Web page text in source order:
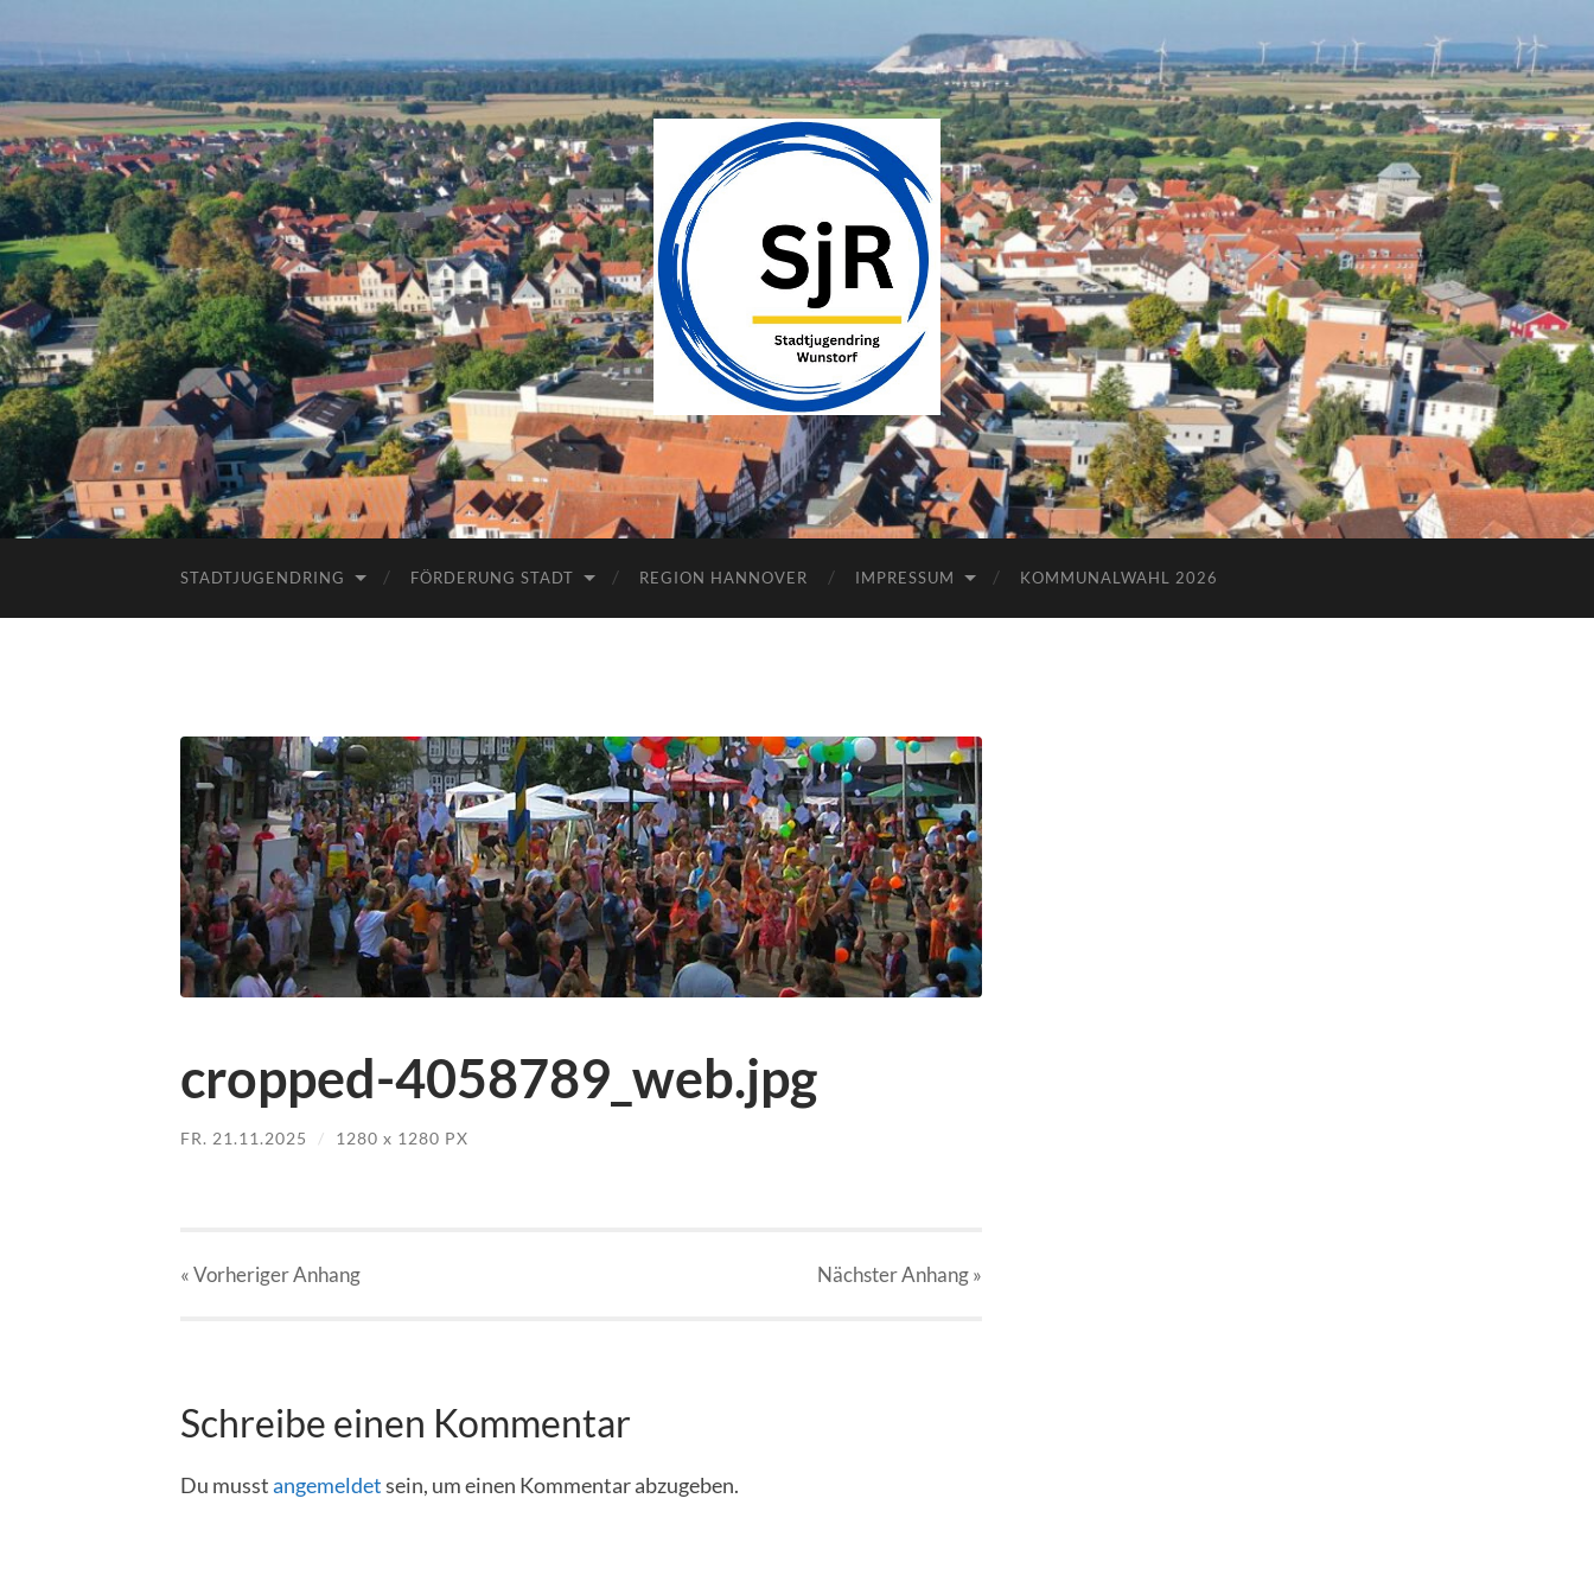
SJR
Wunstorf
STADTJUGENDRING FÖRDERUNG STADT REGION HANNOVER IMPRESSUM KOMMUNALWAHL 2026
cropped-4058789_web.jpg
FR. 21.11.2025 / 1280 x 1280 PX
« VorherigerAnhang NächsterAnhang»
Schreibe einen Kommentar
Du musstangemeldetsein, um einen Kommentar abzugeben.